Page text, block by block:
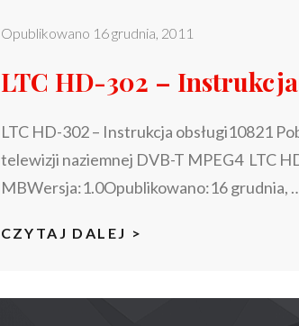
Opublikowano 16 grudnia, 2011
LTC HD-302 – Instrukcja
LTC HD-302 – Instrukcja obsługi10821
telewizji naziemnej DVB-T MPEG4 LTC
MBWersja:1.0Opublikowano:16 grudnia,
CZYTAJ DALEJ >